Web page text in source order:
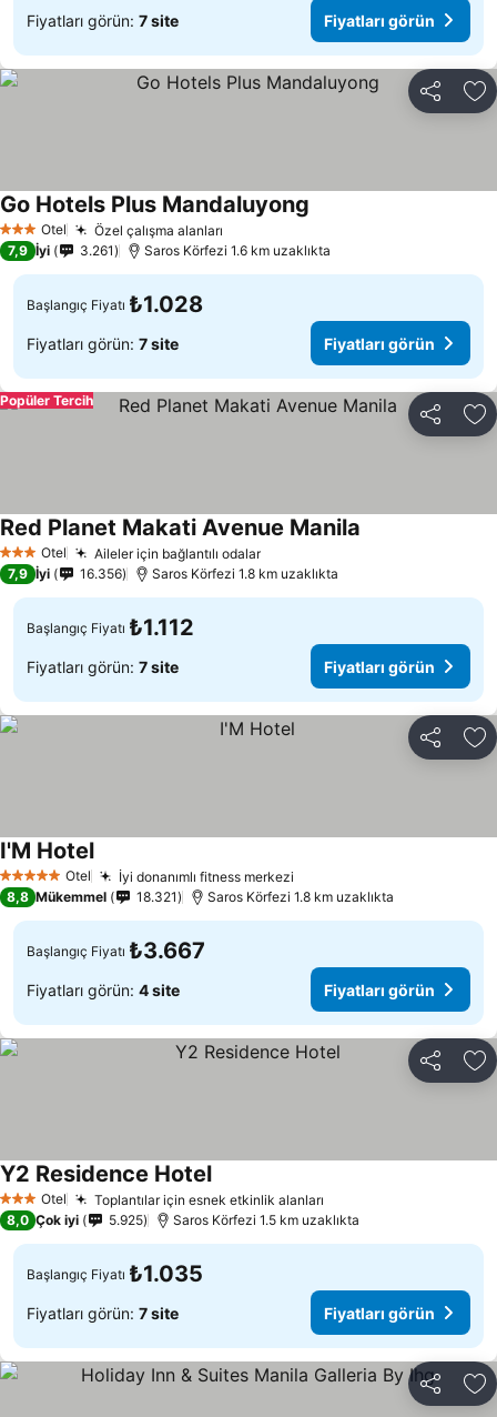
Fiyatları görün: 7 site Fiyatları görün
Paylaş
3 YıldızOtel Özel çalışma alanları
Go Hotels Plus Mandaluyong
7,9 İyi 3.261 Saros Körfezi 1.6 km uzaklıkta
Başlangıç Fiyatı ₺1.028
Fiyatları görün: 7 site Fiyatları görün
Paylaş
Popüler Tercih
3 YıldızOtel Aileler için bağlantılı odalar
Red Planet Makati Avenue Manila
7,9 İyi 16.356 Saros Körfezi 1.8 km uzaklıkta
Başlangıç Fiyatı ₺1.112
Fiyatları görün: 7 site Fiyatları görün
Paylaş
5 Yıldız Otel İyi donanımlı fitness merkezi
I'M Hotel
8,8 Mükemmel 18.321 Saros Körfezi 1.8 km uzaklıkta
Başlangıç Fiyatı ₺3.667
Fiyatları görün: 4 site Fiyatları görün
Paylaş
3 YıldızOtel Toplantılar için esnek etkinlik alanları
Y2 Residence Hotel
8,0 Çok iyi 5.925 Saros Körfezi 1.5 km uzaklıkta
Başlangıç Fiyatı ₺1.035
Fiyatları görün: 7 site Fiyatları görün
Paylaş